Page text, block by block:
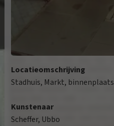
Locatieomschrijving
Stadhuis, Markt, binnenplaats
Kunstenaar
Scheffer, Ubbo